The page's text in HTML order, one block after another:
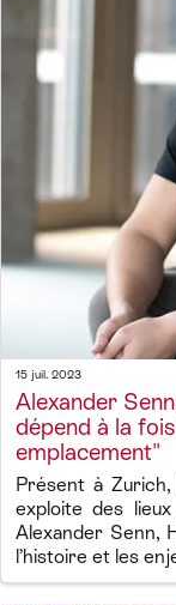
15 juil. 2023
Alexander
dépend à la
emplacement"
Présent à
exploite des
Alexander Senn,
l’histoire et les